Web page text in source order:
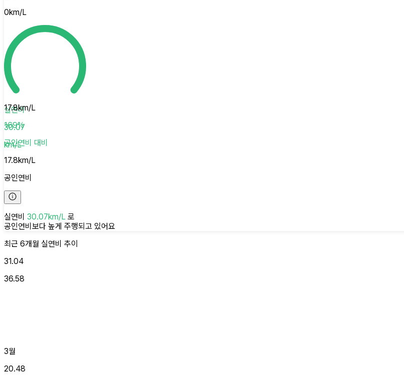
0km/L
실연비
30.07
km/L
17.8km/L
169%
공인연비 대비
17.8km/L
공인연비
실연비 30.07km/L 로
공인연비보다 높게 주행되고 있어요
최근 6개월 실연비 추이
31.04
36.58
3월
20.48